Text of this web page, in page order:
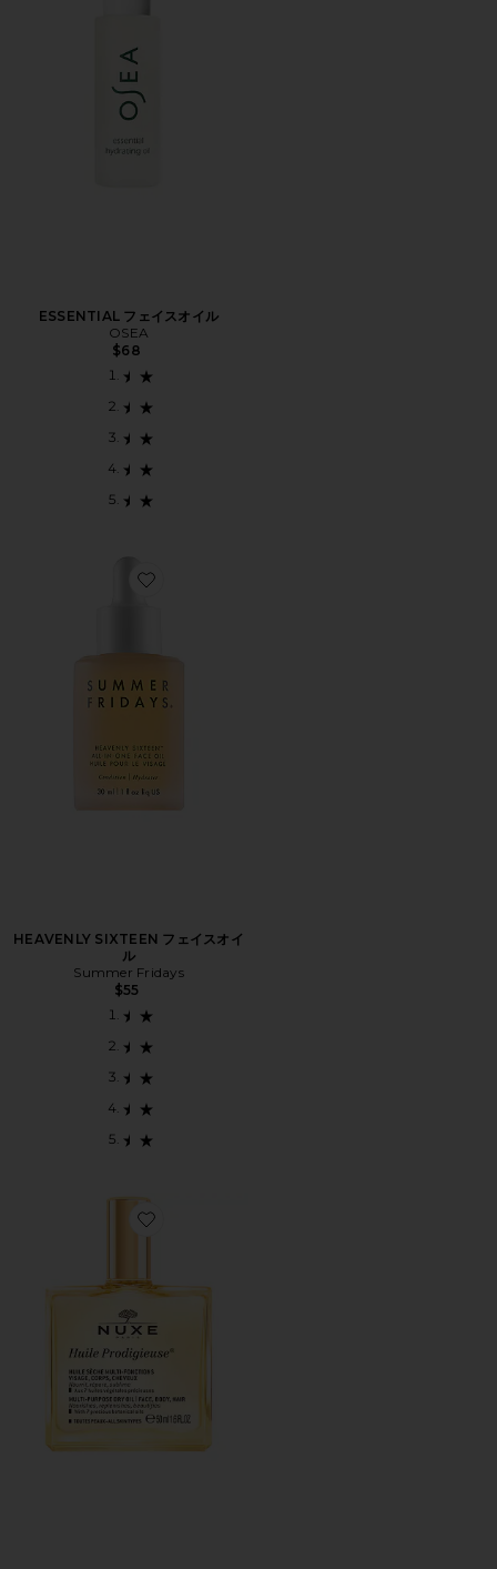
ESSENTIAL フェイスオイル
OSEA
$68
Favorite HEAVENLY SIXTEEN フェイスオイル
HEAVENLY SIXTEEN フェイスオイ
ル
Summer Fridays
$55
Favorite HUILE PRODIGIEUSE MULTI-PURPOSE DRY